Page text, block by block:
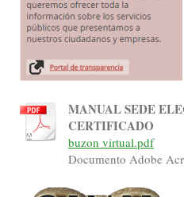
MANUAL SEDE
CERTIFICADO
buzon virtual.pdf
Documento Adobe